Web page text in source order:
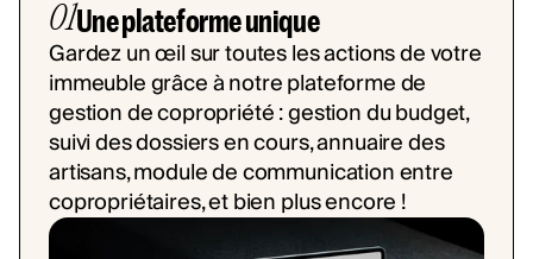
01Une plateforme unique
Gardez un œil sur toutes les actions de votre
immeuble grâce à notre plateforme de
gestion de copropriété : gestion du budget,
suivi des dossiers en cours, annuaire des
artisans, module de communication entre
copropriétaires, et bien plus encore !